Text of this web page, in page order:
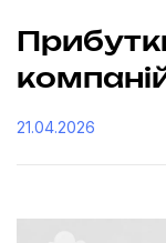
21.04.2026